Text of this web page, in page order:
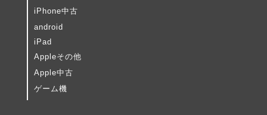
iPhone中古
android
iPad
Appleその他
Apple中古
ゲーム機